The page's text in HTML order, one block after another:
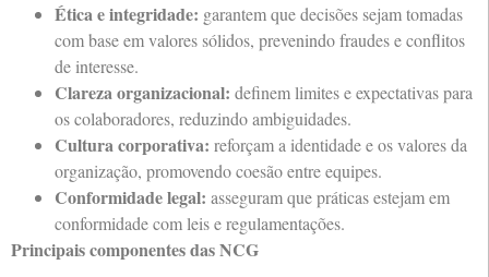
Ética e integridade: garantem que decisões sejam tomadas
com base em valores sólidos, prevenindo fraudes e conflitos
de interesse.
Clareza organizacional: definem limites e expectativas para
os colaboradores, reduzindo ambiguidades.
Cultura corporativa: reforçam a identidade e os valores da
organização, promovendo coesão entre equipes.
Conformidade legal: asseguram que práticas estejam em
conformidade com leis e regulamentações.
Principais componentes das NCG